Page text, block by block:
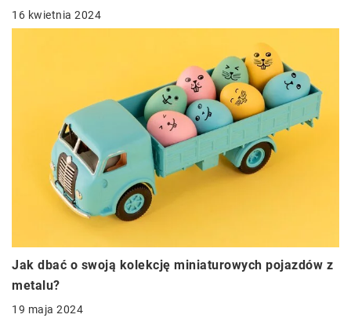
16 kwietnia 2024
Jak dbać o swoją kolekcję miniaturowych pojazdów z
metalu?
19 maja 2024